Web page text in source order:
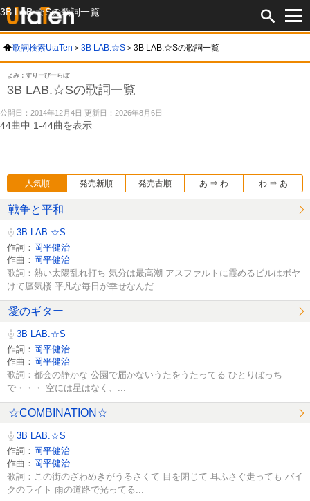
3B LAB.☆Sの歌詞一覧
歌詞検索UtaTen 3B LAB.☆S 3B LAB.☆Sの歌詞一覧
よみ：すりーびーらぼ
3B LAB.☆Sの歌詞一覧
公開日：2014年12月4日 更新日：2026年8月6日
44曲中 1-44曲を表示
人気順 発売新順 発売古順 あ ⇒ わ わ ⇒ あ
戦争と平和
3B LAB.☆S
作詞： 岡平健治
作曲： 岡平健治
歌詞：熱い太陽乱れ打ち 気分は最高潮 アスファルトに霞めるビルはボヤ
けて蜃気楼 平凡な毎日が幸せなんだ...
愛のギター
3B LAB.☆S
作詞： 岡平健治
作曲： 岡平健治
歌詞：都会の静かな 公園で届かないうたをうたってる ひとりぼっち
で・・・ 空には星はなく、...
☆COMBINATION☆
3B LAB.☆S
作詞： 岡平健治
作曲： 岡平健治
歌詞：この街のざわめきがうるさくて 目を閉じて 耳ふさぐ走っても バイ
クのライト 雨の道路で光ってる...